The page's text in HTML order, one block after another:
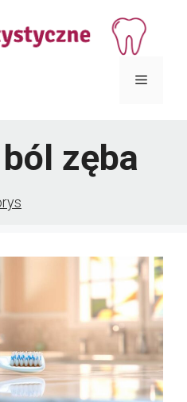
Menu
zęba